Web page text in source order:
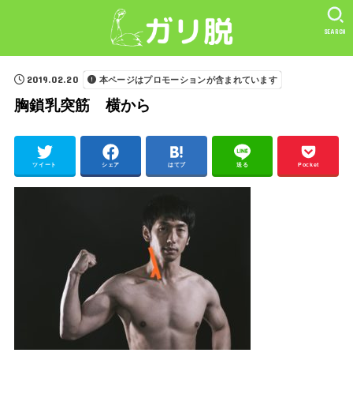
SEARCH
2019.02.20 本ページはプロモーションが含まれています
胸鎖乳突筋 横から
ツイート シェア はてブ 送る Pocket